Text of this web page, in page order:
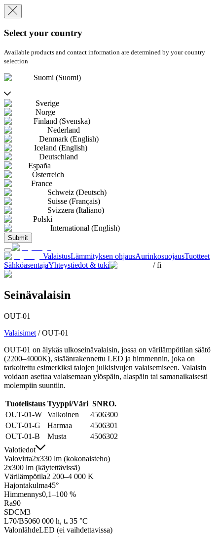
Select your country
Available products and contact information are determined by your country
selection
Suomi (Suomi)
Sverige
Norge
Finland (Svenska)
Nederland
Denmark (English)
Iceland (English)
Deutschland
España
Österreich
France
Schweiz (Deutsch)
Suisse (Français)
Svizzera (Italiano)
Polski
International (English)
Submit
ValaistusLämmityksen ohjausAurinkosuojausTuotteet
SähköasentajaYhteystiedot & tuki /fi
Seinävalaisin
OUT-01
Valaisimet /OUT-01
OUT-01 on älykäs ulkoseinävalaisin, jossa on värilämpötilan säätö
(2200–4000K), sisäänrakennettu LED ja himmennin, joka on
tarkoitettu esimerkiksi talojen julkisivujen valaisemiseen. Valaisin
voidaan asettaa valaisemaan ylöspäin, alaspäin tai samanaikaisesti
molempiin suuntiin.
Tuotelistaus Tyyppi/Väri SNRO.
OUT-01-W
Valkoinen
4506300
OUT-01-G
Harmaa
4506301
OUT-01-B
Musta
4506302
Valotiedot
Valovirta2x330 lm (kokonaisteho)
2x300 lm (käytettävissä)
Värilämpötila2 200–4 000 K
Hajontakulma45°
Himmennys0,1–100 %
Ra90
SDCM3
L70/B5060 000 h, tₐ 35 °C
ValonlähdeLED (ei vaihdettavissa)